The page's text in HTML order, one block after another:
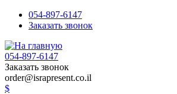
054-897-6147
Заказать звонок
054-897-6147
Заказать звонок
order@israpresent.co.il
$